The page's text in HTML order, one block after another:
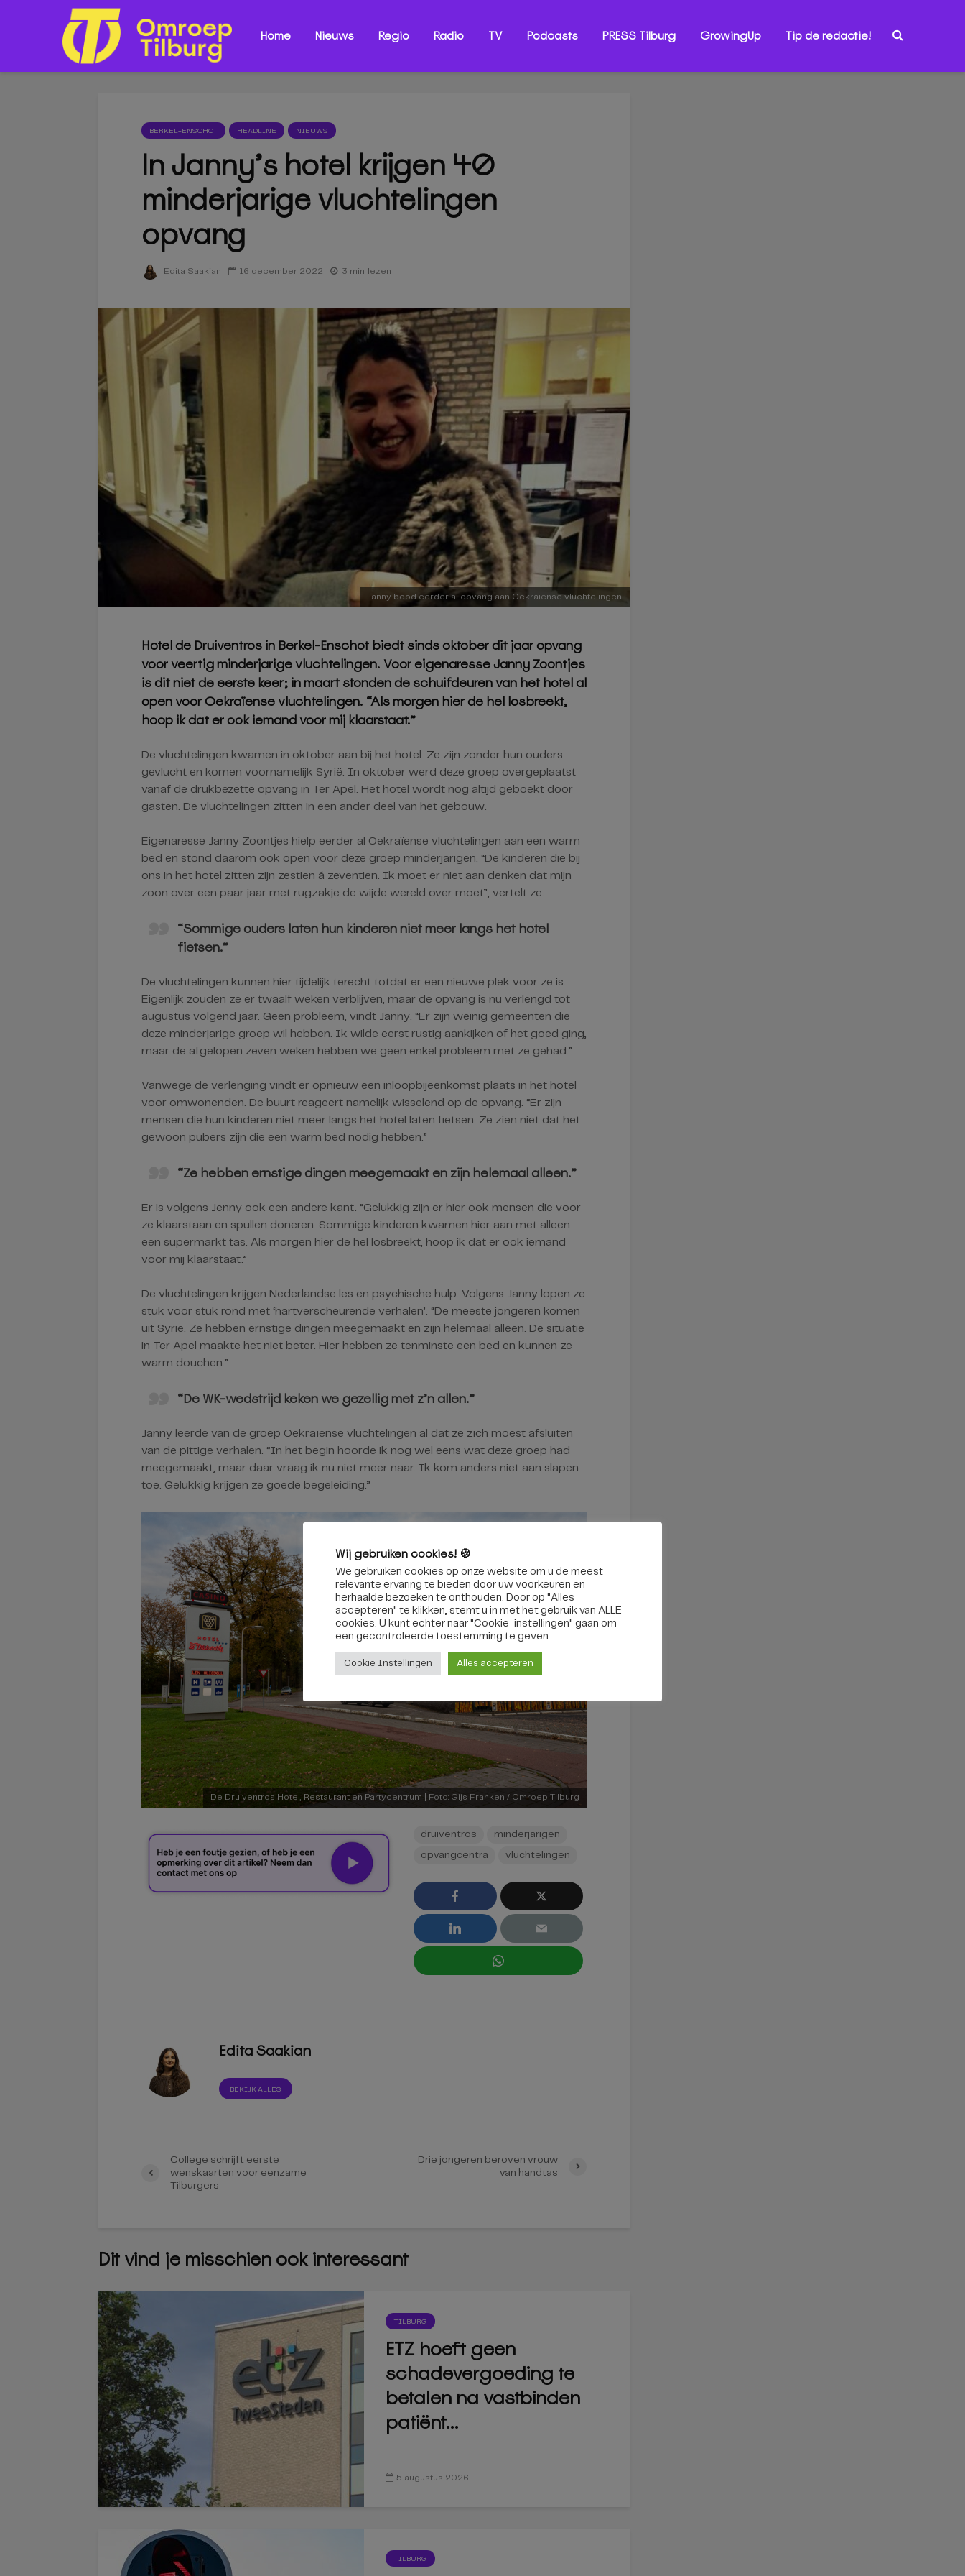
Home Nieuws Regio Radio TV Podcasts PRESS Tilburg GrowingUp Tip de redactie!
BERKEL-ENSCHOT HEADLINE NIEUWS
In Janny’s hotel krijgen 40
minderjarige vluchtelingen
opvang
Edita Saakian 16 december 2022 3 min. lezen
Janny bood eerder al opvang aan Oekraïense vluchtelingen.
Hotel de Druiventros in Berkel-Enschot biedt sinds oktober dit jaar opvang
voor veertig minderjarige vluchtelingen. Voor eigenaresse Janny Zoontjes
is dit niet de eerste keer; in maart stonden de schuifdeuren van het hotel al
open voor Oekraïense vluchtelingen. “Als morgen hier de hel losbreekt,
hoop ik dat er ook iemand voor mij klaarstaat.”
De vluchtelingen kwamen in oktober aan bij het hotel. Ze zijn zonder hun ouders
gevlucht en komen voornamelijk Syrië. In oktober werd deze groep overgeplaatst
vanaf de drukbezette opvang in Ter Apel. Het hotel wordt nog altijd geboekt door
gasten. De vluchtelingen zitten in een ander deel van het gebouw.
Eigenaresse Janny Zoontjes hielp eerder al Oekraïense vluchtelingen aan een warm
bed en stond daarom ook open voor deze groep minderjarigen. “De kinderen die bij
ons in het hotel zitten zijn zestien á zeventien. Ik moet er niet aan denken dat mijn
zoon over een paar jaar met rugzakje de wijde wereld over moet”, vertelt ze.
“Sommige ouders laten hun kinderen niet meer langs het hotel
fietsen.”
De vluchtelingen kunnen hier tijdelijk terecht totdat er een nieuwe plek voor ze is.
Eigenlijk zouden ze er twaalf weken verblijven, maar de opvang is nu verlengd tot
augustus volgend jaar. Geen probleem, vindt Janny. “Er zijn weinig gemeenten die
deze minderjarige groep wil hebben. Ik wilde eerst rustig aankijken of het goed ging,
maar de afgelopen zeven weken hebben we geen enkel probleem met ze gehad.”
Vanwege de verlenging vindt er opnieuw een inloopbijeenkomst plaats in het hotel
voor omwonenden. De buurt reageert namelijk wisselend op de opvang. “Er zijn
mensen die hun kinderen niet meer langs het hotel laten fietsen. Ze zien niet dat het
gewoon pubers zijn die een warm bed nodig hebben.”
“Ze hebben ernstige dingen meegemaakt en zijn helemaal alleen.”
Er is volgens Jenny ook een andere kant. “Gelukkig zijn er hier ook mensen die voor
ze klaarstaan en spullen doneren. Sommige kinderen kwamen hier aan met alleen
een supermarkt tas. Als morgen hier de hel losbreekt, hoop ik dat er ook iemand
voor mij klaarstaat.”
De vluchtelingen krijgen Nederlandse les en psychische hulp. Volgens Janny lopen ze
stuk voor stuk rond met ‘hartverscheurende verhalen’. “De meeste jongeren komen
uit Syrië. Ze hebben ernstige dingen meegemaakt en zijn helemaal alleen. De situatie
in Ter Apel maakte het niet beter. Hier hebben ze tenminste een bed en kunnen ze
warm douchen.”
“De WK-wedstrijd keken we gezellig met z’n allen.”
Janny leerde van de groep Oekraïense vluchtelingen al dat ze zich moest afsluiten
van de pittige verhalen. “In het begin hoorde ik nog wel eens wat deze groep had
meegemaakt, maar daar vraag ik nu niet meer naar. Ik kom anders niet aan slapen
toe. Gelukkig krijgen ze goede begeleiding.”
De Druiventros Hotel, Restaurant en Partycentrum | Foto: Gijs Franken / Omroep Tilburg
druiventros minderjarigen
opvangcentra vluchtelingen
Edita Saakian
BEKIJK ALLES
College schrijft eerste
wenskaarten voor eenzame
Tilburgers
Drie jongeren beroven vrouw
van handtas
Dit vind je misschien ook interessant
TILBURG
ETZ hoeft geen
schadevergoeding te
betalen na vastbinden
patiënt...
5 augustus 2026
TILBURG
Wij gebruiken cookies! 🍪
We gebruiken cookies op onze website om u de meest
relevante ervaring te bieden door uw voorkeuren en
herhaalde bezoeken te onthouden. Door op "Alles
accepteren" te klikken, stemt u in met het gebruik van ALLE
cookies. U kunt echter naar "Cookie-instellingen" gaan om
een ​​gecontroleerde toestemming te geven.
Cookie Instellingen Alles accepteren